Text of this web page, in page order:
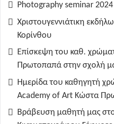
Photography seminar 2024
Χριστουγεννιάτικη
Κορίνθου
Επίσκεψη του καθ.
Πρωτοπαπά στην σχολή
Ημερίδα του καθηγητή
Academy of Art Κώστα
Βράβευση μαθητή μας